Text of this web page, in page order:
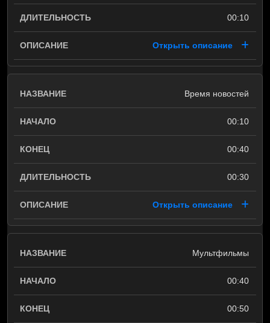
00:10
Открыть описание
Время новостей
00:10
00:40
00:30
Открыть описание
Mультфильмы
00:40
00:50